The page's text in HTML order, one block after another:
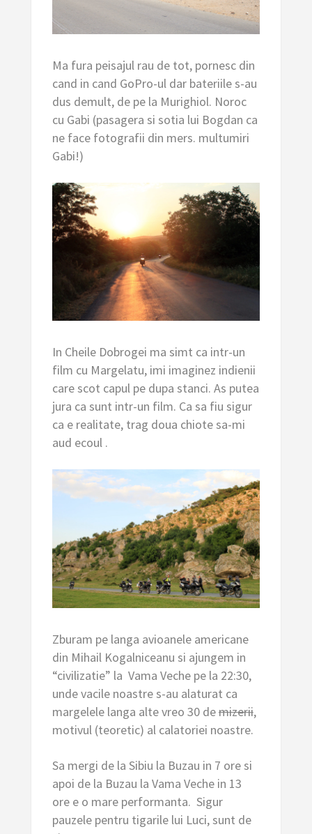
Ma fura peisajul rau de tot, pornesc din
cand in cand GoPro-ul dar bateriile s-au
dus demult, de pe la Murighiol. Noroc
cu Gabi (pasagera si sotia lui Bogdan ca
ne face fotografii din mers. multumiri
Gabi!)
In Cheile Dobrogei ma simt ca intr-un
film cu Margelatu, imi imaginez indienii
care scot capul pe dupa stanci. As putea
jura ca sunt intr-un film. Ca sa fiu sigur
ca e realitate, trag doua chiote sa-mi
aud ecoul .
Zburam pe langa avioanele americane
din Mihail Kogalniceanu si ajungem in
“civilizatie” la Vama Veche pe la 22:30,
unde vacile noastre s-au alaturat ca
margelele langa alte vreo 30 demizerii,
motivul (teoretic) al calatoriei noastre.
Sa mergi de la Sibiu la Buzau in 7 ore si
apoi de la Buzau la Vama Veche in 13
ore e o mare performanta. Sigur
pauzele pentru tigarile lui Luci, sunt de